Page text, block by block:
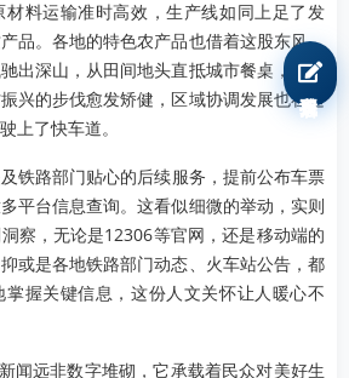
材料运输准时高效，生产线如同上足了发
品。各地的特色农产品也借着这股东风，
出深山，从田间地头直抵城市餐桌，农民
兴的步伐愈发矫健，区域协调发展也在这
上了快车道。
路部门贴心的后续服务，提前公布车票
平台信息查询。这看似细微的举动，实则
察，无论是12306等官网，还是移动端的
或是各地铁路部门动态、火车站公告，都
握关键信息，这份人文关怀让人暖心不
远非数字堆砌，它承载着民众对美好生
我要报名